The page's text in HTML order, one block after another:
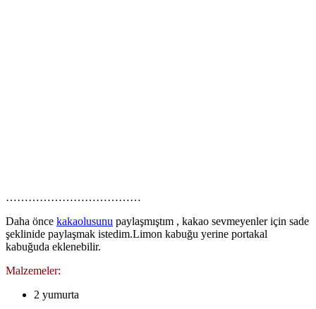
………………………………
Daha önce kakaolusunu paylaşmıştım , kakao sevmeyenler için sade
şeklinide paylaşmak istedim.Limon kabuğu yerine portakal
kabuğuda eklenebilir.
Malzemeler:
2 yumurta